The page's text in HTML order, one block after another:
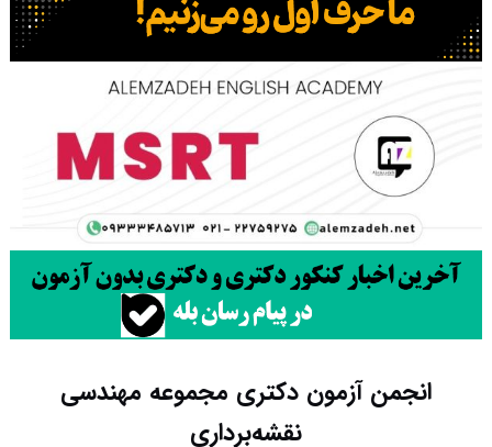
انجمن آزمون دکتری مجموعه مهندسی
نقشه‌برداری